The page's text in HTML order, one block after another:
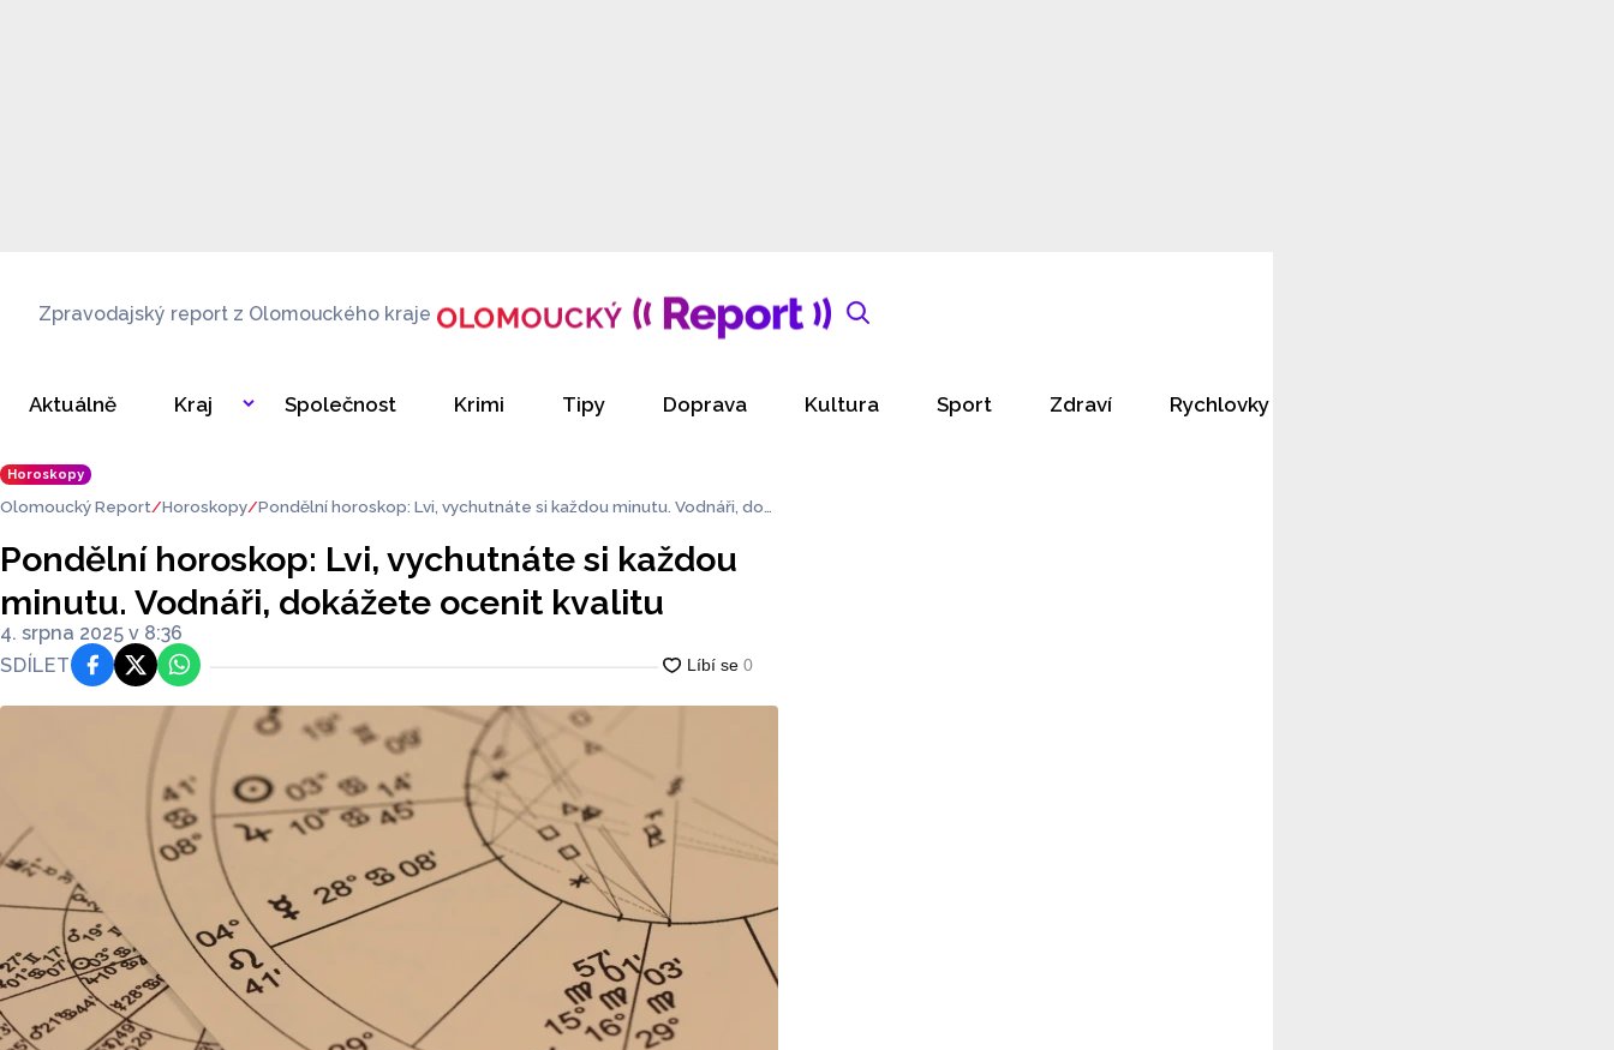
Zpravodajský report z Olomouckého kraje
Aktuálně Kraj Společnost Krimi Tipy Doprava Kultura Sport Zdraví Rychlovky
Horoskopy
Olomoucký Report Horoskopy Pondělní horoskop: Lvi, vychutnáte si každou minutu. Vodnáři, dok
Pondělní horoskop: Lvi, vychutnáte si každou
minutu. Vodnáři, dokážete ocenit kvalitu
4. srpna 2025 v 8:36
SDÍLET
FacebookPlatforma X
WhatsApp